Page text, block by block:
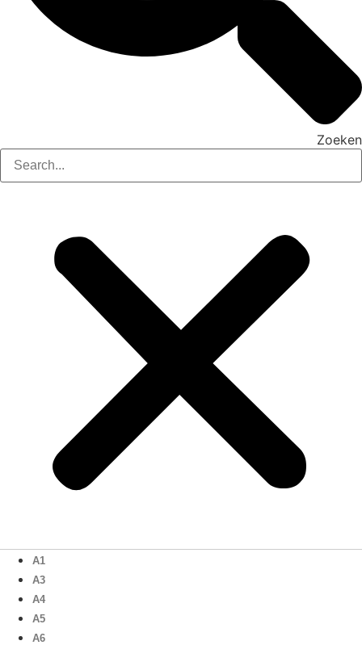
Zoeken
A1
A3
A4
A5
A6